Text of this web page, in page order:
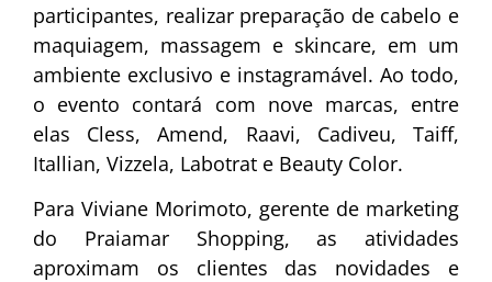
participantes, realizar preparação de cabelo e
maquiagem, massagem e skincare, em um
ambiente exclusivo e instagramável. Ao todo,
o evento contará com nove marcas, entre
elas Cless, Amend, Raavi, Cadiveu, Taiff,
Itallian, Vizzela, Labotrat e Beauty Color.
Para Viviane Morimoto, gerente de marketing
do Praiamar Shopping, as atividades
aproximam os clientes das novidades e